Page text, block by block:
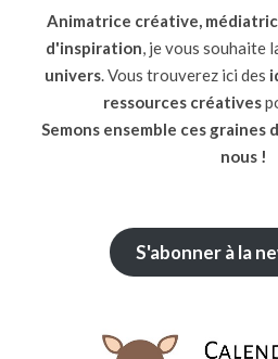
Animatrice créative,
d'inspiration , je vous souhaite
univers . Vous trouverez ici des
ressources créatives
Semons ensemble ces
nous !
S'abonner à la